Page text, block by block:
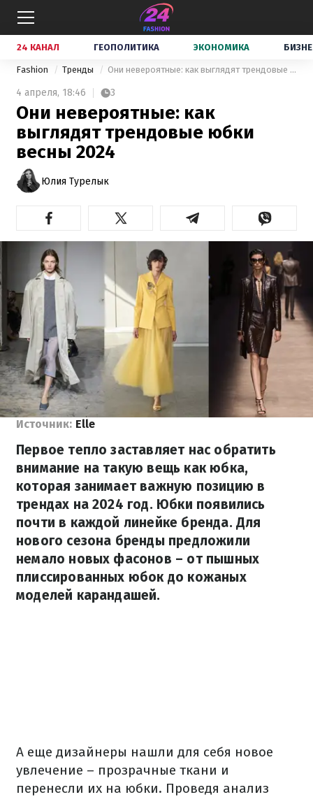
24 КАНАЛ ГЕОПОЛИТИКА ЭКОНОМИКА
Fashion Тренды Они невероятные: как выглядят трендовые юбки весны 2024
4 апреля, 18:46 3
Они невероятные: как
выглядят трендовые юбки
весны 2024
Юлия Турелык
Источник: Elle
Первое тепло заставляет нас обратить
внимание на такую вещь как юбка,
которая занимает важную позицию в
трендах на 2024 год. Юбки появились
почти в каждой линейке бренда. Для
нового сезона бренды предложили
немало новых фасонов – от пышных
плиссированных юбок до кожаных
моделей карандашей.
А еще дизайнеры нашли для себя новое
увлечение – прозрачные ткани и
перенесли их на юбки. Проведя анализ